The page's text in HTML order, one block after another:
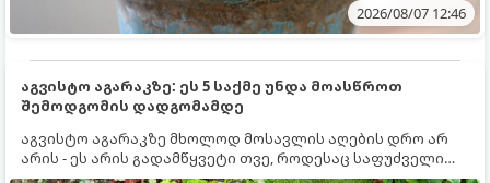
2026/08/07 12:46
აგვისტო აგარაკზე: ეს 5 საქმე უნდა მოასწროთ
შემოდგომის დადგომამდე
აგვისტო აგარაკზე მხოლოდ მოსავლის აღების დრო არ
არის - ეს არის გადამწყვეტი თვე, როდესაც საფუძველი
ეყრება მომავალი წლის მოსავალს და ბაღი მზადდება